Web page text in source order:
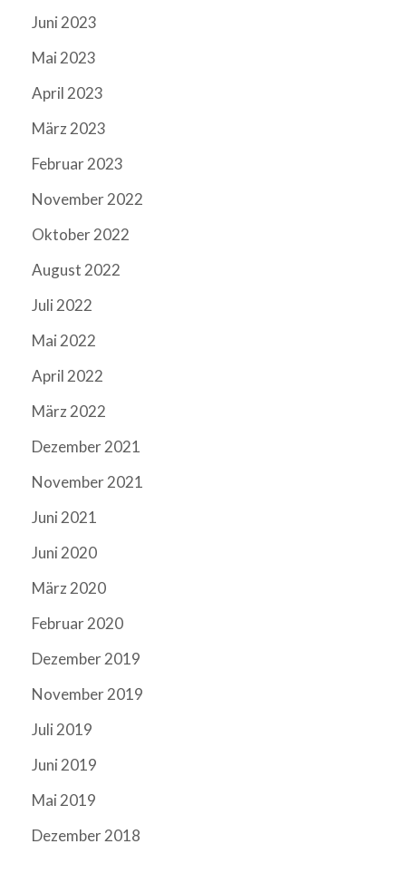
Juni 2023
Mai 2023
April 2023
März 2023
Februar 2023
November 2022
Oktober 2022
August 2022
Juli 2022
Mai 2022
April 2022
März 2022
Dezember 2021
November 2021
Juni 2021
Juni 2020
März 2020
Februar 2020
Dezember 2019
November 2019
Juli 2019
Juni 2019
Mai 2019
Dezember 2018